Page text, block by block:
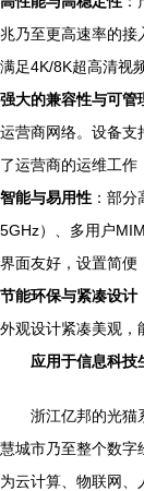
兆乃至更高速率的接
满足4K/8K超高清视
强大的兼容性与可管
运营商网络。设备支
了运营商的运维工作
智能与易用性 ：部
5GHz）、多用户
界面友好，设置简便
节能环保与紧凑设计
外观设计紧凑美观，
应用于信息科技
浙江亿邦的光猫
慧城市乃至整个数字
为云计算、物联网、